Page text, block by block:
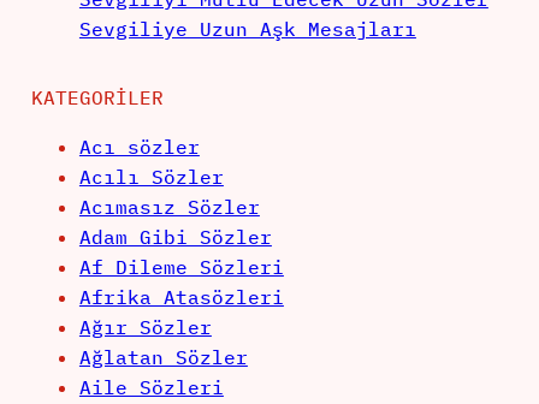
Sevgiliye Uzun Aşk Mesajları
KATEGORILER
Acı sözler
Acılı Sözler
Acımasız Sözler
Adam Gibi Sözler
Af Dileme Sözleri
Afrika Atasözleri
Ağır Sözler
Ağlatan Sözler
Aile Sözleri